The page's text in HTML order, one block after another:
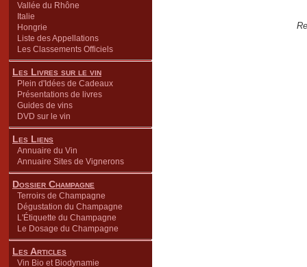
Vallée du Rhône
Italie
Hongrie
Liste des Appellations
Les Classements Officiels
Les Livres sur le vin
Plein d'Idées de Cadeaux
Présentations de livres
Guides de vins
DVD sur le vin
Les Liens
Annuaire du Vin
Annuaire Sites de Vignerons
Dossier Champagne
Terroirs de Champagne
Dégustation du Champagne
L'Étiquette du Champagne
Le Dosage du Champagne
Les Articles
Vin Bio et Biodynamie